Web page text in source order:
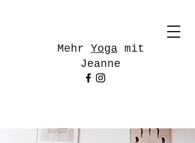
Mehr Yogamit
Jeanne